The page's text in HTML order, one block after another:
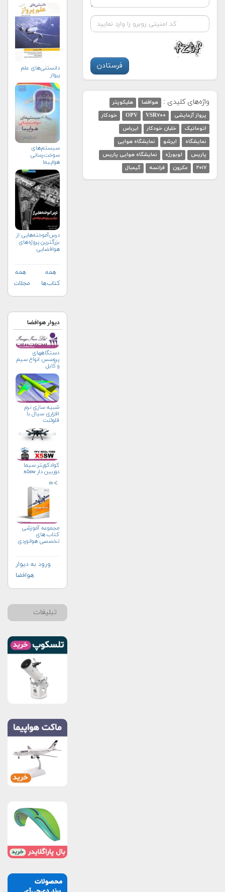
واژه‌های کلیدی : هوافضا
هلیکوپتر
پرواز آزمایشی
OPV VSR۷۰۰
خودکار
اتوماتیک
خلبان خودکار
ایرباس
نمایشگاه
ایرشو
نمایشگاه هوایی
پاریس
لوبورژه
نمایشگاه هوایی پاریس
۲۰۱۷
مکرون فرانسه گیمبال
دانستنی‌های علم
پرواز
سیستم‌های
سوخت‌رسانی
هواپیما
درس‌آموخته‌هایی از
بزرگترین پروژه‌های
هوافضایی
همه
کتاب‌ها
همه
مجلات
دیوار هوافضا
دستگاههای
پروسس انواع سیم
و کابل
شبیه سازی نرم
افزاری سیال با
فلوئنت
کوادکوپتر سیما
دوربین دار x۵sw
مجموعه آموزشی
کتاب های
تخصصی هوانوردی
ورود به دیوار
هوافضا
تبلیغات